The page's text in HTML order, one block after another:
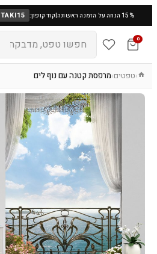
15% הנחה על הזמנה ראשונה |קוד קופון: TAKI15
0
›טפטים›מרפסת קטנה עם נוף לים